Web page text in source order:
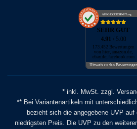
AUSGEZEICHNET.org
SEHR GUT
4.91 / 5.00
173.452 Bewertungen
von hier, amazon.de,
ebay.de, facebook.com
Hinweis zu den Bewertungen
* inkl. MwSt. zzgl.
** Bei Variantenartikeln mit
bezieht sich die angegebene UVP auf
niedrigsten Preis. Die UVP zu den